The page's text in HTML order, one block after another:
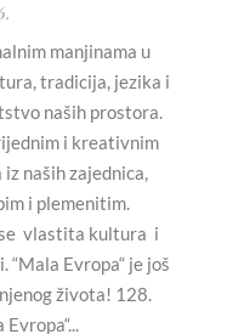
manjinama u
tradicija, jezika i
naših prostora.
i kreativnim
naših zajednica,
i plemenitim.
vlastita kultura i
Evropa“ je još
života! 128.